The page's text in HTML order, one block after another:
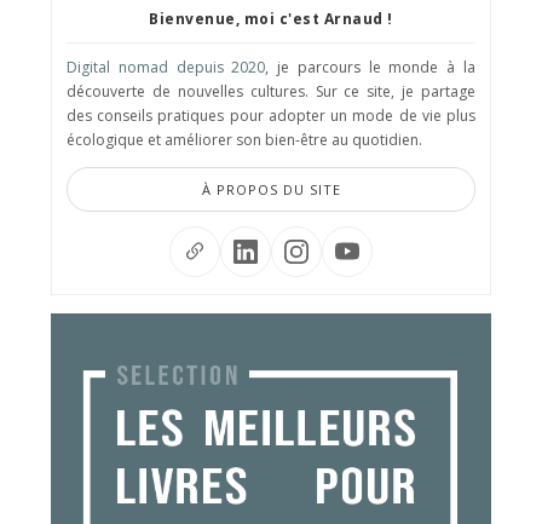
Bienvenue, moi c'est Arnaud !
Digital nomad depuis 2020, je parcours le monde à la
découverte de nouvelles cultures. Sur ce site, je partage
des conseils pratiques pour adopter un mode de vie plus
écologique et améliorer son bien-être au quotidien.
À PROPOS DU SITE